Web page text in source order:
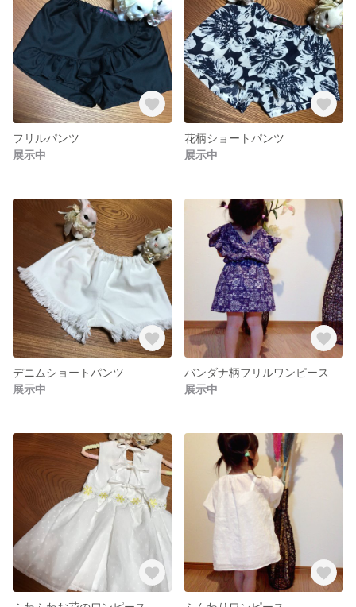
フリルパンツ
展示中
花柄ショートパンツ
展示中
デニムショートパンツ
展示中
バンダナ柄フリルワンピース
展示中